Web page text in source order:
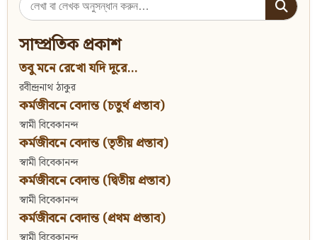
for:
সাম্প্রতিক প্রকাশ
তবু মনে রেখো যদি দূরে...
রবীন্দ্রনাথ ঠাকুর
কর্মজীবনে বেদান্ত (চতুর্থ প্রস্তাব)
স্বামী বিবেকানন্দ
কর্মজীবনে বেদান্ত (তৃতীয় প্রস্তাব)
স্বামী বিবেকানন্দ
কর্মজীবনে বেদান্ত (দ্বিতীয় প্রস্তাব)
স্বামী বিবেকানন্দ
কর্মজীবনে বেদান্ত (প্রথম প্রস্তাব)